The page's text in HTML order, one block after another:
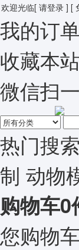
欢迎光临[ 请登录 ] [
我的订单
收藏本站
微信扫
热门搜
制 动物
购物车0
您购物